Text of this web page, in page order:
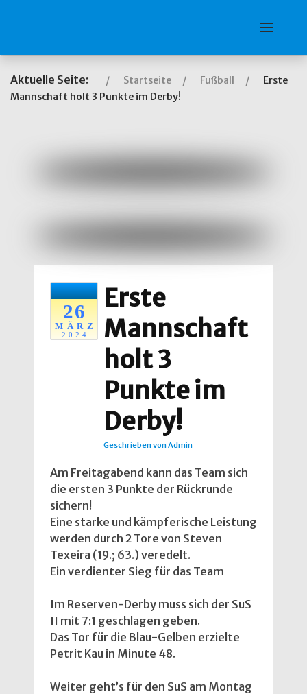
Aktuelle Seite: Startseite Fußball
Erste
Mannschaft holt 3 Punkte im Derby!
26
MÄRZ
2024
Erste
Mannschaft
holt 3
Punkte im
Derby!
Geschrieben vonAdmin
Am Freitagabend kann das Team sich
die ersten 3 Punkte der Rückrunde
sichern!
Eine starke und kämpferische Leistung
werden durch 2 Tore von Steven
Texeira (19.; 63.) veredelt.
Ein verdienter Sieg für das Team
Im Reserven-Derby muss sich der SuS
II mit 7:1 geschlagen geben.
Das Tor für die Blau-Gelben erzielte
Petrit Kau in Minute 48.
Weiter geht’s für den SuS am Montag